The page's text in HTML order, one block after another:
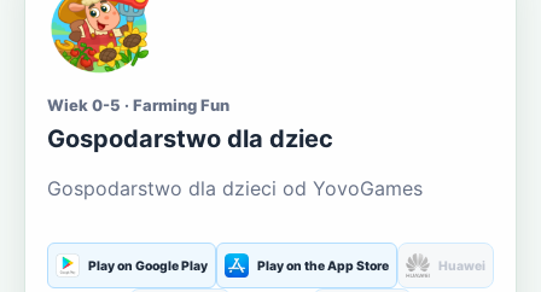
Wiek 0-5 · Farming Fun
Gospodarstwo dla dziec
Gospodarstwo dla dzieci od YovoGames
Play on Google Play Play on the App Store Huawei